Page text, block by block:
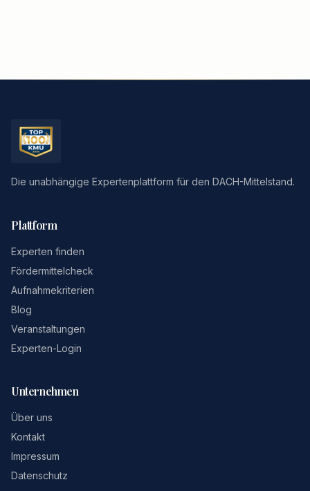
Die unabhängige Expertenplattform für den DACH-Mittelstand.
Plattform
Experten finden
Fördermittelcheck
Aufnahmekriterien
Blog
Veranstaltungen
Experten-Login
Unternehmen
Über uns
Kontakt
Impressum
Datenschutz